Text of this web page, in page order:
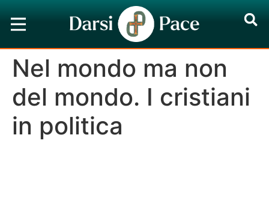
Nel mondo ma non
del mondo. I cristiani
in politica